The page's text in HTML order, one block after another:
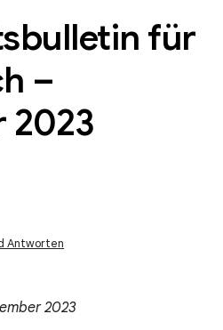
für
–
2023
Antworten
2023